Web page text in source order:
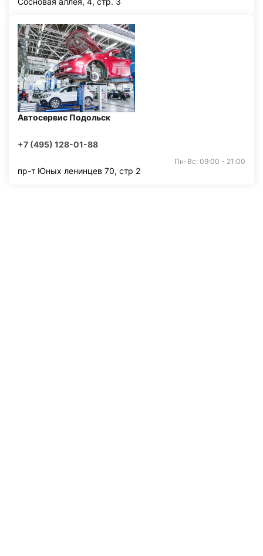
Автосервис Подольск
+7 (495) 128-01-88
Пн-Вс: 09:00 - 21:00
пр-т Юных ленинцев 70, стр 2